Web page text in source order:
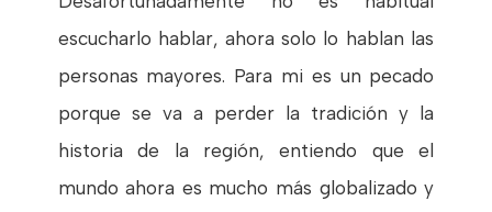
escucharlo hablar, ahora solo lo hablan las
personas mayores. Para mi es un pecado
porque se va a perder la tradición y la
historia de la región, entiendo que el
mundo ahora es mucho más globalizado y